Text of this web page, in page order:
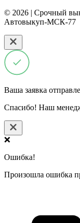
© 2026 | Срочный
Автовыкуп-МСК-77
Ваша заявка
Спасибо! Наш
❌
Ошибка!
Произошла ошибка